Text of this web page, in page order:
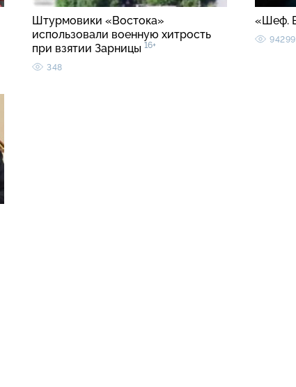
Штурмовики «Востока»
использовали военную хитрость
при взятии Зарницы 16+
348
«Шеф.